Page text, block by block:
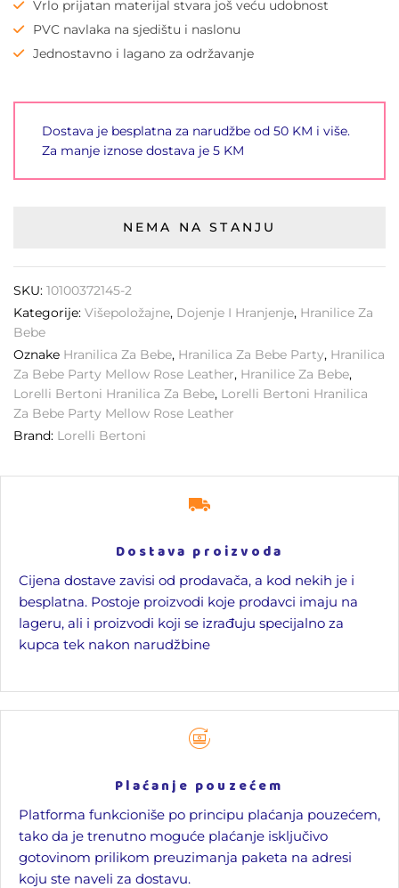
Vrlo prijatan materijal stvara još veću udobnost
PVC navlaka na sjedištu i naslonu
Jednostavno i lagano za održavanje
Dostava je besplatna za narudžbe od 50 KM i više.
Za manje iznose dostava je 5 KM
NEMA NA STANJU
SKU: 10100372145-2
Kategorije: Višepoložajne, Dojenje I Hranjenje, Hranilice Za
Bebe
Oznake Hranilica Za Bebe, Hranilica Za Bebe Party, Hranilica
Za Bebe Party Mellow Rose Leather, Hranilice Za Bebe,
Lorelli Bertoni Hranilica Za Bebe, Lorelli Bertoni Hranilica
Za Bebe Party Mellow Rose Leather
Brand: Lorelli Bertoni
Dostava proizvoda
Cijena dostave zavisi od prodavača, a kod nekih je i
besplatna. Postoje proizvodi koje prodavci imaju na
lageru, ali i proizvodi koji se izrađuju specijalno za
kupca tek nakon narudžbine
Plaćanje pouzećem
Platforma funkcioniše po principu plaćanja pouzećem,
tako da je trenutno moguće plaćanje isključivo
gotovinom prilikom preuzimanja paketa na adresi
koju ste naveli za dostavu.